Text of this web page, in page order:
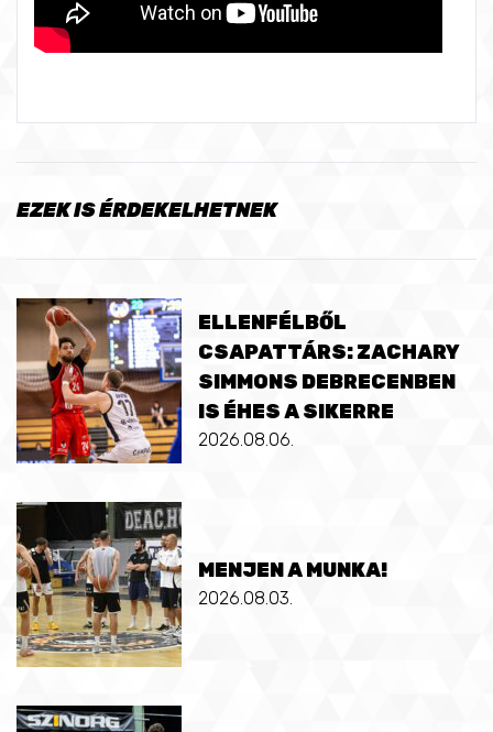
EZEK IS ÉRDEKELHETNEK
ELLENFÉLBŐL
CSAPATTÁRS: ZACHARY
SIMMONS DEBRECENBEN
IS ÉHES A SIKERRE
2026.08.06.
MENJEN A MUNKA!
2026.08.03.